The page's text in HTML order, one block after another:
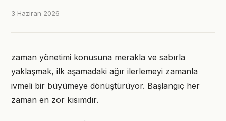
3 Haziran 2026
zaman yönetimi konusuna merakla ve sabırla
yaklaşmak, ilk aşamadaki ağır ilerlemeyi zamanla
ivmeli bir büyümeye dönüştürüyor. Başlangıç her
zaman en zor kısımdır.